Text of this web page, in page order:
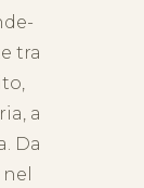
tra
a
Da